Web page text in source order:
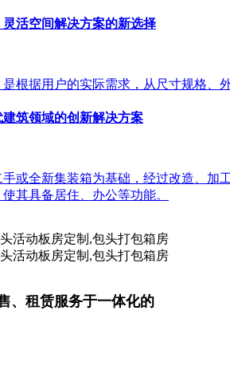
活空间解决方案的新选择
根据用户的实际需求，从尺寸规格、
筑领域的创新解决方案
或全新集装箱为基础，经过改造、加
其具备居住、办公等功能。
、租赁服务于一体化的